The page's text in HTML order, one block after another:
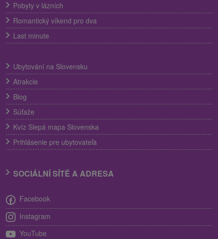
Pobyty v lázních
Romantický víkend pro dva
Last minute
Ubytování na Slovensku
Atrakcie
Blog
Súťaže
Kvíz Slepá mapa Slovenska
Prihlásenie pre ubytovateľa
SOCIÁLNÍ SÍTĚ A ADRESA
Facebook
Instagram
YouTube